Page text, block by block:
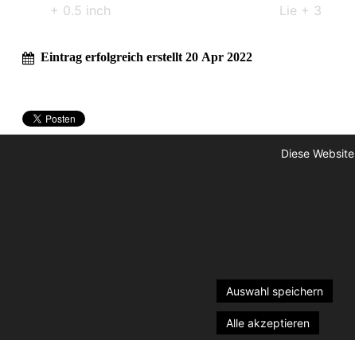
+ 0.5 inch
Lie + 3
Eintrag erfolgreich erstellt 20 Apr 2022
Diese
Auswahl speichern
Alle akzeptieren